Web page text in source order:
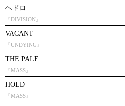
ヘドロ
『DIVISION』
VACANT
『UNDYING』
THE PALE
『MASS』
HOLD
『MASS』